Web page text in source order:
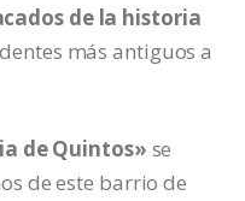
de la historia
más antiguos a
de Quintos» se
de este barrio de